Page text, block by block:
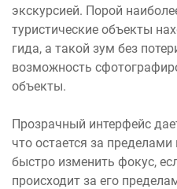
экскурсией. Порой
туристические объекты
гида, а такой зум без
возможность
объекты.
Прозрачный интерфейс
что остается за
быстро изменить фокус,
происходит за его